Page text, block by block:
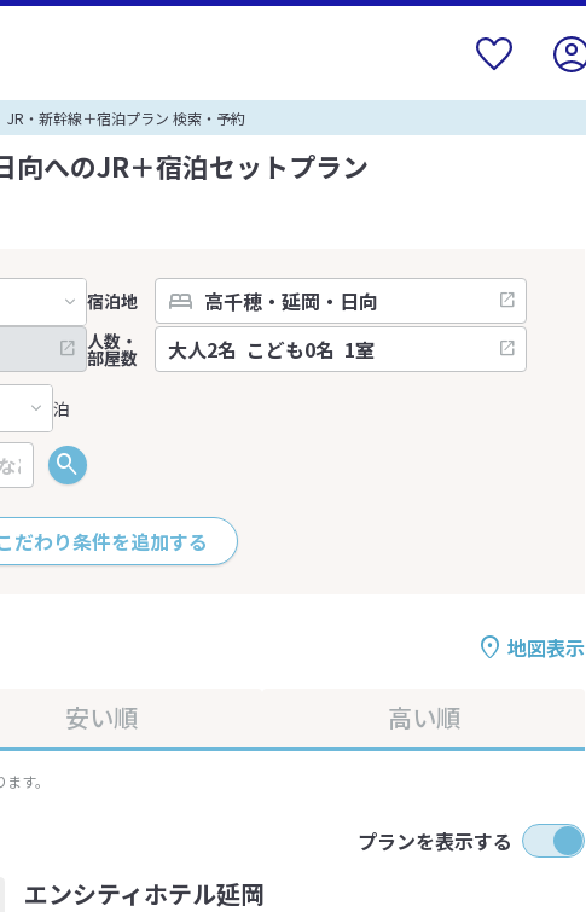
JR・新幹線＋宿泊プラン 検索・予約
向へのJR＋宿泊セットプラン
宿泊地
泊
人数・
部屋数
だわり条件を追加する
地図表示
安い順 高い順
す。
プランを表示する
エンシティホテル延岡